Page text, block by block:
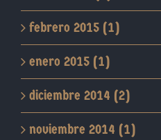
febrero 2015 (1)
enero 2015 (1)
diciembre 2014 (2)
noviembre 2014 (1)